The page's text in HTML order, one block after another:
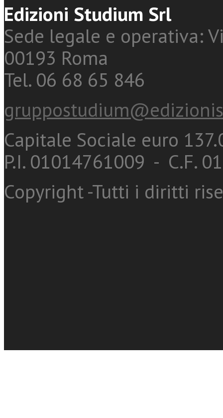
Edizioni Studium Srl
Sede legale e operativa:
00193 Roma
Tel. 06 68 65 846
Capitale Sociale euro
P.I. 01014761009 - C.F.
Copyright -Tutti i diritti